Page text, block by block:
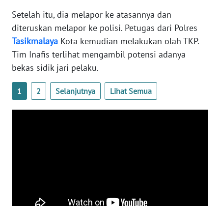
Setelah itu, dia melapor ke atasannya dan
diteruskan melapor ke polisi. Petugas dari Polres
Tasikmalaya Kota kemudian melakukan olah TKP.
Tim Inafis terlihat mengambil potensi adanya
bekas sidik jari pelaku.
1 2 Selanjutnya Lihat Semua
WN
SULTENG
WN
WN
BABEL